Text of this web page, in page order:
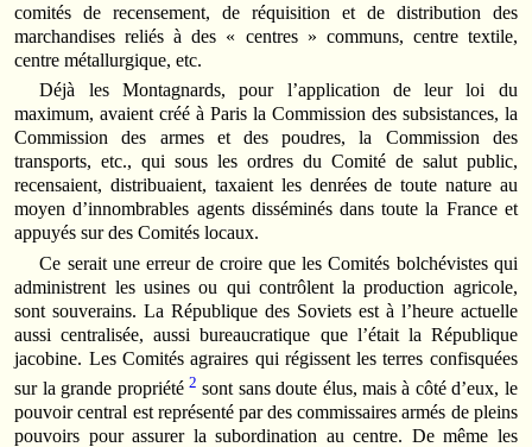
comités de recensement, de réquisition et de distribution des
marchandises reliés à des « centres » communs, centre textile,
centre métallurgique, etc.
Déjà les Montagnards, pour l’application de leur loi du
maximum, avaient créé à Paris la Commission des subsistances, la
Commission des armes et des poudres, la Commission des
transports, etc., qui sous les ordres du Comité de salut public,
recensaient, distribuaient, taxaient les denrées de toute nature au
moyen d’innombrables agents disséminés dans toute la France et
appuyés sur des Comités locaux.
Ce serait une erreur de croire que les Comités bolchévistes qui
administrent les usines ou qui contrôlent la production agricole,
sont souverains. La République des Soviets est à l’heure actuelle
aussi centralisée, aussi bureaucratique que l’était la République
jacobine. Les Comités agraires qui régissent les terres confisquées
sur la grande propriété 2 sont sans doute élus, mais à côté d’eux, le
pouvoir central est représenté par des commissaires armés de pleins
pouvoirs pour assurer la subordination au centre. De même les